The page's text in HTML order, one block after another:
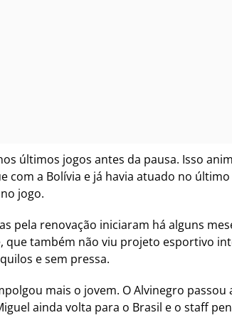
últimos jogos antes da pausa. Isso
a Bolívia e já havia atuado no
jogo.
pela renovação iniciaram há alguns
também não viu projeto esportivo
e sem pressa.
mais o jovem. O Alvinegro
ainda volta para o Brasil e o staff